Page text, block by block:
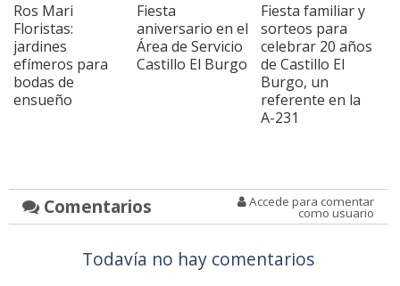
Ros Mari
Floristas:
jardines
efímeros para
bodas de
ensueño
Fiesta
aniversario en el
Área de Servicio
Castillo El Burgo
Fiesta familiar y
sorteos para
celebrar 20 años
de Castillo El
Burgo, un
referente en la
A-231
Comentarios Accede para comentar
como usuario
Todavía no hay comentarios